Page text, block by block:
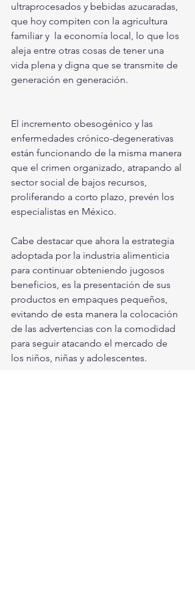
ultraprocesados y bebidas azucaradas,
que hoy compiten con la agricultura
familiar y  la economía local, lo que los
aleja entre otras cosas de tener una
vida plena y digna que se transmite de
generación en generación.
El incremento obesogénico y las
enfermedades crónico-degenerativas
están funcionando de la misma manera
que el crimen organizado, atrapando al
sector social de bajos recursos,
proliferando a corto plazo, prevén los
especialistas en México.
Cabe destacar que ahora la estrategia
adoptada por la industria alimenticia
para continuar obteniendo jugosos
beneficios, es la presentación de sus
productos en empaques pequeños,
evitando de esta manera la colocación
de las advertencias con la comodidad
para seguir atacando el mercado de
los niños, niñas y adolescentes.